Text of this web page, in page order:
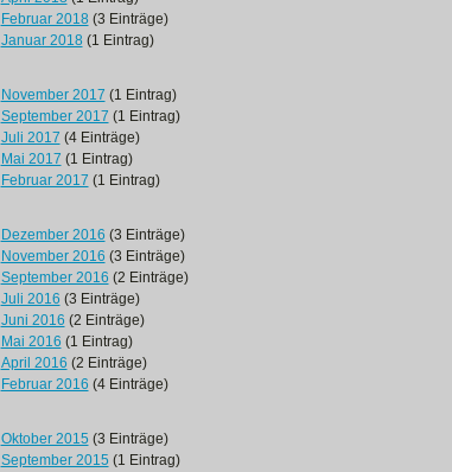
Februar 2018(3 Einträge)
Januar 2018(1 Eintrag)
November 2017 (1 Eintrag)
September 2017 (1 Eintrag)
Juli 2017 (4 Einträge)
Mai 2017 (1 Eintrag)
Februar 2017 (1 Eintrag)
Dezember 2016 (3 Einträge)
November 2016 (3 Einträge)
September 2016 (2 Einträge)
Juli 2016 (3 Einträge)
Juni 2016 (2 Einträge)
Mai 2016 (1 Eintrag)
April 2016 (2 Einträge)
Februar 2016 (4 Einträge)
Oktober 2015 (3 Einträge)
September 2015 (1 Eintrag)